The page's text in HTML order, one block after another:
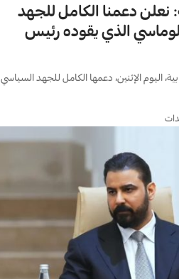
نعلن دعمنا الكامل للجهد
الذي يقوده رئيس
اليوم الإثنين، دعمها الكامل للجهد السياسي